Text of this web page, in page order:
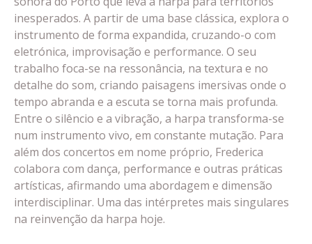
inesperados. A partir de uma base clássica, explora o
instrumento de forma expandida, cruzando-o com
eletrónica, improvisação e performance. O seu
trabalho foca-se na ressonância, na textura e no
detalhe do som, criando paisagens imersivas onde o
tempo abranda e a escuta se torna mais profunda.
Entre o silêncio e a vibração, a harpa transforma-se
num instrumento vivo, em constante mutação. Para
além dos concertos em nome próprio, Frederica
colabora com dança, performance e outras práticas
artísticas, afirmando uma abordagem e dimensão
interdisciplinar. Uma das intérpretes mais singulares
na reinvenção da harpa hoje.